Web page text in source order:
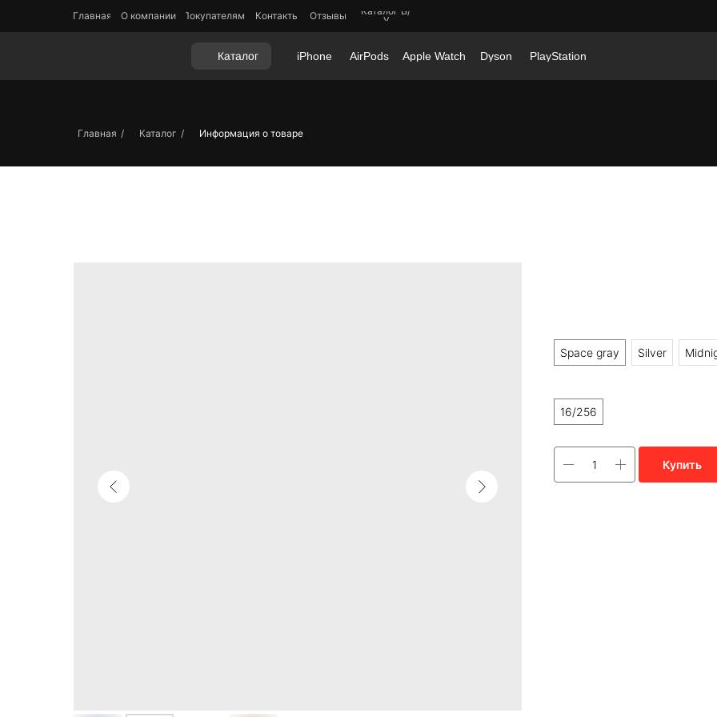
Главная О компании Покупателям Контакты
Каталог Б/
У
Отзывы
iPhone AirPods
Каталог Apple Watch Dyson PlayStation
Главная / Каталог / Информация о товаре
Space gray
Silver
16/256
Купить